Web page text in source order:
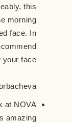
this
morning
face. In
face.
at NOVA
amazing